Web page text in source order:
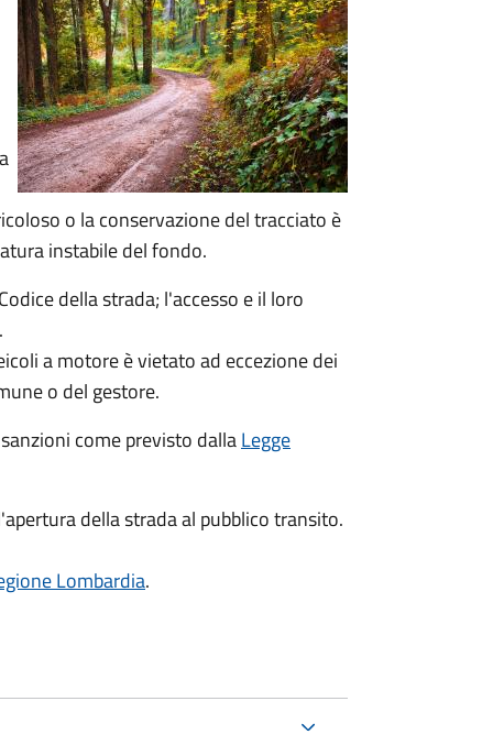
o la conservazione del tracciato è
instabile del fondo.
della strada; l'accesso e il loro
a motore è vietato ad eccezione dei
o del gestore.
come previsto dallaLegge
della strada al pubblico transito.
Lombardia.